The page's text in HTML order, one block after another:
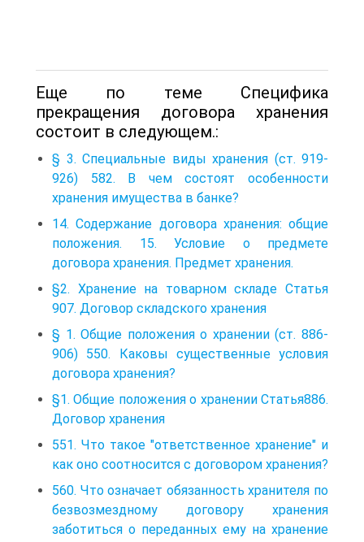
Еще по теме Специфика
прекращения договора хранения
состоит в следующем.:
§ 3. Специальные виды хранения (ст. 919-
926) 582. В чем состоят особенности
хранения имущества в банке?
14. Содержание договора хранения: общие
положения. 15. Условие о предмете
договора хранения. Предмет хранения.
§2. Хранение на товарном складе Статья
907. Договор складского хранения
§ 1. Общие положения о хранении (ст. 886-
906) 550. Каковы существенные условия
договора хранения?
§1. Общие положения о хранении Статья886.
Договор хранения
551. Что такое "ответственное хранение" и
как оно соотносится с договором хранения?
560. Что означает обязанность хранителя по
безвозмездному договору хранения
заботиться о переданных ему на хранение